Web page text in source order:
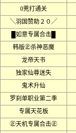
0茺打通关
╲羽国赞助２０╱
█如意专属合击█
韩版㊣杀神恶魔
龙帝天书
独家仙尊迷失
鬼术升仙
罗刹单职业第二季
专属天花板
㊣天机专属合击㊣